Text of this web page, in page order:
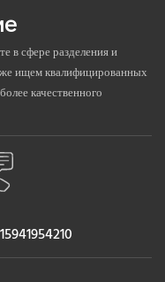
в сфере разделения и
ищем квалифицированных
качественного